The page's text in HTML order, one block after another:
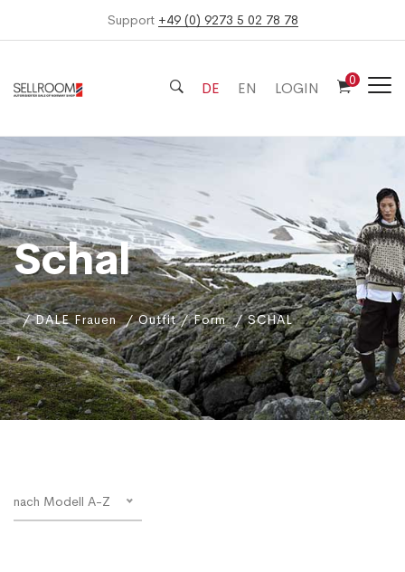
Support +49 (0) 9273 5 02 78 78
DE EN LOGIN 0
Schal
DALE Frauen Outfit / Form SCHAL
nach Modell A-Z